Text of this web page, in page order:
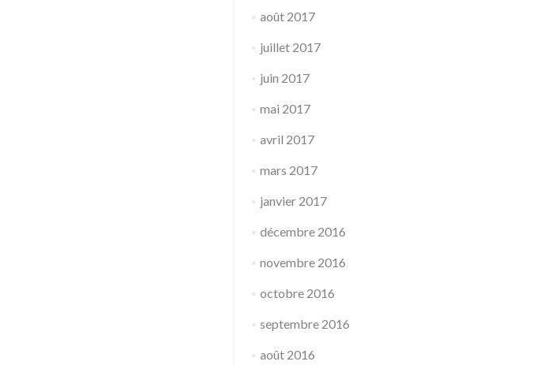
août 2017
juillet 2017
juin 2017
mai 2017
avril 2017
mars 2017
janvier 2017
décembre 2016
novembre 2016
octobre 2016
septembre 2016
août 2016